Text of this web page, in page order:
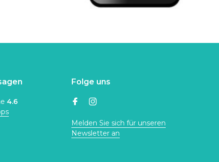
4.6
Folge uns
Melden Sie sich für unseren
Newsletter an